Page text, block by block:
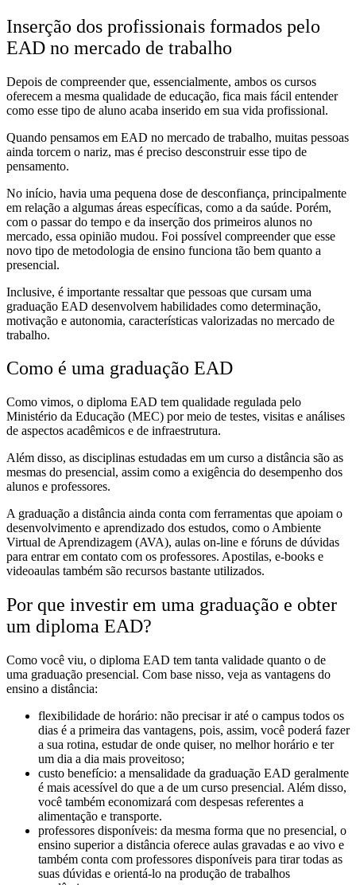
Inserção dos profissionais formados pelo
EAD no mercado de trabalho
Depois de compreender que, essencialmente, ambos os cursos
oferecem a mesma qualidade de educação, fica mais fácil entender
como esse tipo de aluno acaba inserido em sua vida profissional.
Quando pensamos em EAD no mercado de trabalho, muitas pessoas
ainda torcem o nariz, mas é preciso desconstruir esse tipo de
pensamento.
No início, havia uma pequena dose de desconfiança, principalmente
em relação a algumas áreas específicas, como a da saúde. Porém,
com o passar do tempo e da inserção dos primeiros alunos no
mercado, essa opinião mudou. Foi possível compreender que esse
novo tipo de metodologia de ensino funciona tão bem quanto a
presencial.
Inclusive, é importante ressaltar que pessoas que cursam uma
graduação EAD desenvolvem habilidades como determinação,
motivação e autonomia, características valorizadas no mercado de
trabalho.
Como é uma graduação EAD
Como vimos, o diploma EAD tem qualidade regulada pelo
Ministério da Educação (MEC) por meio de testes, visitas e análises
de aspectos acadêmicos e de infraestrutura.
Além disso, as disciplinas estudadas em um curso a distância são as
mesmas do presencial, assim como a exigência do desempenho dos
alunos e professores.
A graduação a distância ainda conta com ferramentas que apoiam o
desenvolvimento e aprendizado dos estudos, como o Ambiente
Virtual de Aprendizagem (AVA), aulas on-line e fóruns de dúvidas
para entrar em contato com os professores. Apostilas, e-books e
videoaulas também são recursos bastante utilizados.
Por que investir em uma graduação e obter
um diploma EAD?
Como você viu, o diploma EAD tem tanta validade quanto o de
uma graduação presencial. Com base nisso, veja as vantagens do
ensino a distância:
flexibilidade de horário: não precisar ir até o campus todos os
dias é a primeira das vantagens, pois, assim, você poderá fazer
a sua rotina, estudar de onde quiser, no melhor horário e ter
um dia a dia mais proveitoso;
custo benefício: a mensalidade da graduação EAD geralmente
é mais acessível do que a de um curso presencial. Além disso,
você também economizará com despesas referentes a
alimentação e transporte.
professores disponíveis: da mesma forma que no presencial, o
ensino superior a distância oferece aulas gravadas e ao vivo e
também conta com professores disponíveis para tirar todas as
suas dúvidas e orientá-lo na produção de trabalhos